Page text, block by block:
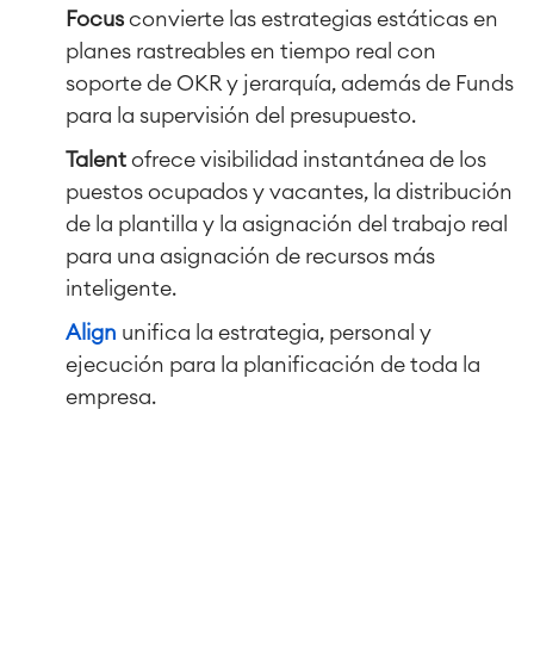
Focus convierte las estrategias estáticas en
planes rastreables en tiempo real con
soporte de OKR y jerarquía, además de Funds
para la supervisión del presupuesto.
Talent ofrece visibilidad instantánea de los
puestos ocupados y vacantes, la distribución
de la plantilla y la asignación del trabajo real
para una asignación de recursos más
inteligente.
Align unifica la estrategia, personal y
ejecución para la planificación de toda la
empresa.